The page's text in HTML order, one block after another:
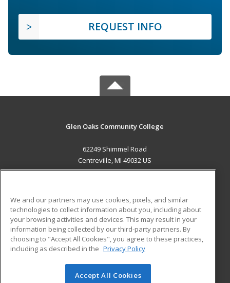
REQUEST INFO
Glen Oaks Community College
62249 Shimmel Road
Centreville, MI 49032 US
ADDITIONAL RESOURCES
Military
Financial Assistance
Help
Student Blog
© 2026 ed2go, a division of Cengage Learning. All rights
We and our partners may use cookies, pixels, and similar
technologies to collect information about you, including about
your browsing activities and devices. This may result in your
information being collected by our third-party partners. By
choosing to "Accept All Cookies", you agree to these practices,
including as described in the Privacy Policy
Accept All Cookies